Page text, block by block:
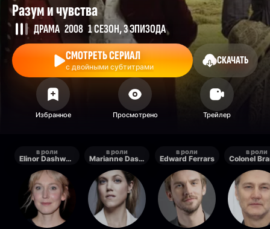
Разум и чувства
ДРАМА 2008 1 СЕЗОН, 3 ЭПИЗОДА
СМОТРЕТЬ СЕРИАЛ
с двойными субтитрами
СКАЧАТЬ
в роли
Elinor Dashwood
в роли
Marianne Dashwood
в роли
Edward Ferrars
в роли